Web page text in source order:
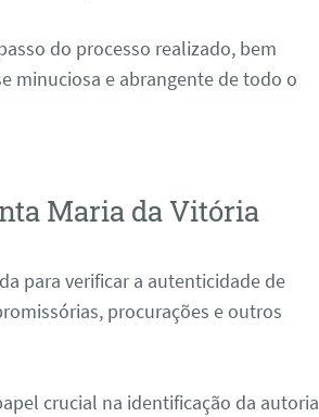
do processo realizado, bem
minuciosa e abrangente de todo o
Maria da Vitória
para verificar a autenticidade de
procurações e outros
crucial na identificação da autoria